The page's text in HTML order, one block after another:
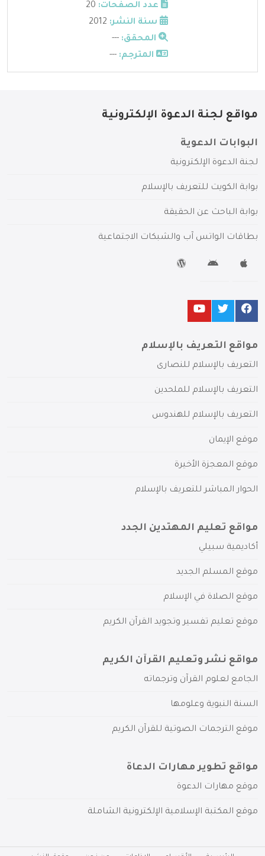
عدد الصفحات:
سنة النشر:
المحقق: ---
المترجم: ---
مواقع لجنة الدعوة الإلكترونية
البوابات الدعوية
لجنة الدعوة الإلكترونية
بوابة الكويت للتعريف بالإسلام
بوابة الباحث عن الحقيقة
بطاقات الواتس آب والشبكات الاجتماعية
مواقع التعريف بالإسلام
التعريف بالإسلام للنصارى
التعريف بالإسلام للملحدين
التعريف بالإسلام للهندوس
موقع الإيمان
موقع المعجزة الأخيرة
الحوار المباشر للتعريف بالإسلام
مواقع تعليم المهتدين الجدد
أكاديمية سبيلي
موقع المسلم الجديد
موقع الصلاة في الإسلام
موقع تعليم تفسير وتجويد القرآن الكريم
مواقع نشر وتعليم القرآن الكريم
الجامع لعلوم القرآن وترجماته
السنة النبوية وعلومها
موقع الترجمات الصوتية للقرآن الكريم
مواقع تطوير مهارات الدعاة
موقع مهارات الدعوة
موقع المكتبة الإسلامية الإلكترونية الشاملة